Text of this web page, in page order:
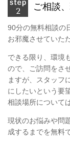
ご相談
90分の無料相談の
お邪魔させていた
できる限り、環境
ので、ご訪問をさ
ますが、スタッフ
にしたいという要
相談場所について
現状のお悩みや問
成するまでを無料